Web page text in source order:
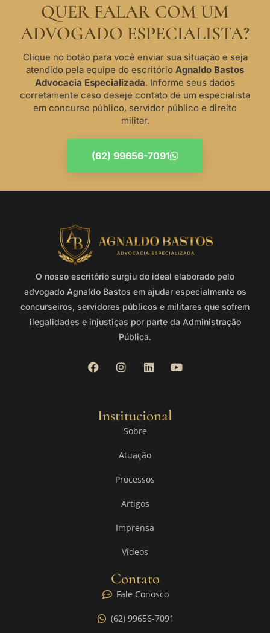
QUER FALAR COM UM
ADVOGADO ESPECIALISTA?
Clique no botão para você enviar sua situação e seja
atendido pela equipe do escritório Agnaldo Bastos
Advocacia Especializada. Informe seus dados
corretamente caso deseje contato de um especialista
em concurso público, servidor público e direito
militar.
(62) 99656-7091
O nosso escritório surgiu do ideal elaborado pelo
advogado Agnaldo Bastos em ajudar especialmente os
concurseiros, servidores públicos e militares que sofrem
ilegalidades e injustiças por parte da Administração
Pública.
Institucional
Sobre
Atuação
Processos
Artigos
Imprensa
Vídeos
Contato
Fale Conosco
(62) 99656-7091